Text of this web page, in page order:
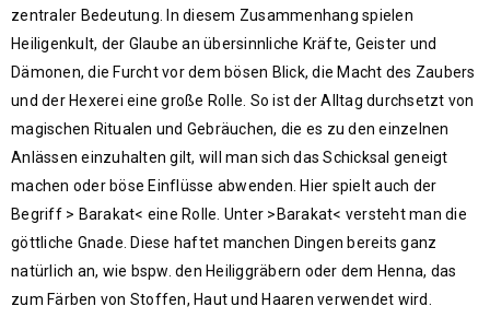
zentraler Bedeutung. In diesem Zusammenhang spielen
Heiligenkult, der Glaube an übersinnliche Kräfte, Geister und
Dämonen, die Furcht vor dem bösen Blick, die Macht des Zaubers
und der Hexerei eine große Rolle. So ist der Alltag durchsetzt von
magischen Ritualen und Gebräuchen, die es zu den einzelnen
Anlässen einzuhalten gilt, will man sich das Schicksal geneigt
machen oder böse Einflüsse abwenden. Hier spielt auch der
Begriff > Barakat< eine Rolle. Unter >Barakat< versteht man die
göttliche Gnade. Diese haftet manchen Dingen bereits ganz
natürlich an, wie bspw. den Heiliggräbern oder dem Henna, das
zum Färben von Stoffen, Haut und Haaren verwendet wird.